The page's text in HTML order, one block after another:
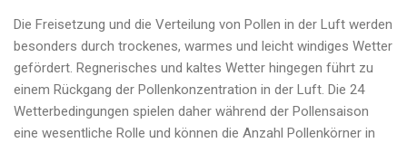
Die Freisetzung und die Verteilung von Pollen in der Luft werden
besonders durch trockenes, warmes und leicht windiges Wetter
gefördert. Regnerisches und kaltes Wetter hingegen führt zu
einem Rückgang der Pollenkonzentration in der Luft. Die 24
Wetterbedingungen spielen daher während der Pollensaison
eine wesentliche Rolle und können die Anzahl Pollenkörner in